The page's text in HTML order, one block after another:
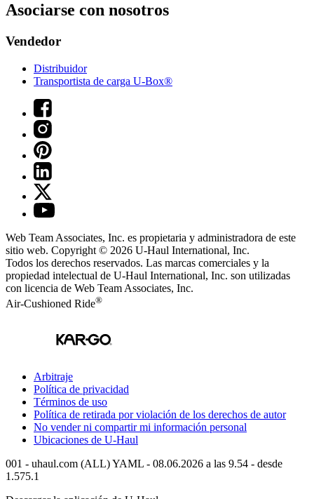
Asociarse con nosotros
Vendedor
Distribuidor
Transportista de carga U-Box®
Web Team Associates, Inc. es propietaria y administradora de este
sitio web. Copyright © 2026 U-Haul International, Inc.
Todos los derechos reservados. Las marcas comerciales y la
propiedad intelectual de U-Haul International, Inc. son utilizadas
con licencia de Web Team Associates, Inc.
Air-Cushioned Ride®
Arbitraje
Política de privacidad
Términos de uso
Política de retirada por violación de los derechos de autor
No vender ni compartir mi información personal
Ubicaciones de U-Haul
001 - uhaul.com (ALL) YAML - 08.06.2026 a las 9.54 - desde
1.575.1